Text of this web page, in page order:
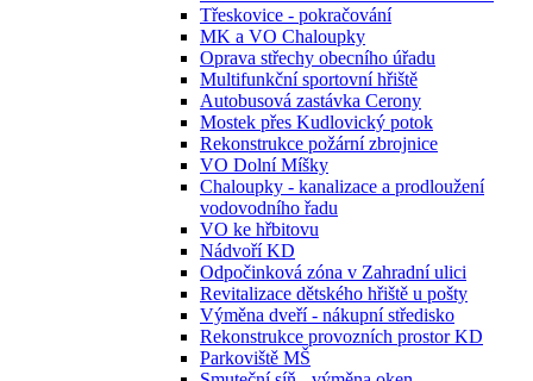
Třeskovice - pokračování
MK a VO Chaloupky
Oprava střechy obecního úřadu
Multifunkční sportovní hřiště
Autobusová zastávka Cerony
Mostek přes Kudlovický potok
Rekonstrukce požární zbrojnice
VO Dolní Míšky
Chaloupky - kanalizace a prodloužení
vodovodního řadu
VO ke hřbitovu
Nádvoří KD
Odpočinková zóna v Zahradní ulici
Revitalizace dětského hřiště u pošty
Výměna dveří - nákupní středisko
Rekonstrukce provozních prostor KD
Parkoviště MŠ